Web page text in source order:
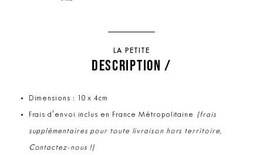
LA PETITE
DESCRIPTION /
Dimensions : 10 x 4cm
Frais d'envoi inclus en France Métropolitaine (frais
supplémentaires pour toute livraison hors territoire,
Contactez-nous !)